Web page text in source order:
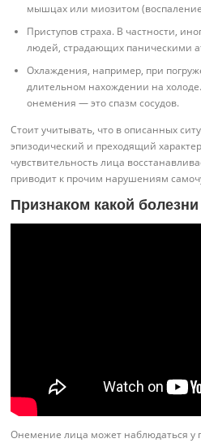
мышцах или миозитом
Приступов страха. В частности,
людей, страдающих паническими
Охлаждения, например, при
длительном нахождении на
онемения — это спазм сосудов.
Стоит учитывать, что в описанных
эпизодический и преходящий
чувствительность лица
приводит к прочим нарушениям
Признаком какой
Онемение лица может наблюдаться у